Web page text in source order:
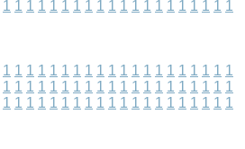
1 1 1 1 1 1 1 1 1 1 1 1 1 1 1 1 1 1 1 1
1 1 1 1 1 1 1 1 1 1 1 1 1 1 1 1 1 1 1 1
1 1 1 1 1 1 1 1 1 1 1 1 1 1 1 1 1 1 1 1
1 1 1 1 1 1 1 1 1 1 1 1 1 1 1 1 1 1 1 1